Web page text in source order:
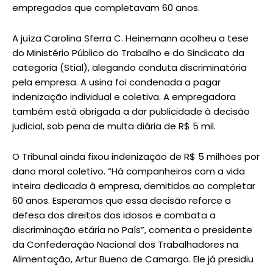
empregados que completavam 60 anos.
A juíza Carolina Sferra C. Heinemann acolheu a tese
do Ministério Público do Trabalho e do Sindicato da
categoria (Stial), alegando conduta discriminatória
pela empresa. A usina foi condenada a pagar
indenização individual e coletiva. A empregadora
também está obrigada a dar publicidade à decisão
judicial, sob pena de multa diária de R$ 5 mil.
O Tribunal ainda fixou indenização de R$ 5 milhões por
dano moral coletivo. “Há companheiros com a vida
inteira dedicada à empresa, demitidos ao completar
60 anos. Esperamos que essa decisão reforce a
defesa dos direitos dos idosos e combata a
discriminação etária no País”, comenta o presidente
da Confederação Nacional dos Trabalhadores na
Alimentação, Artur Bueno de Camargo. Ele já presidiu